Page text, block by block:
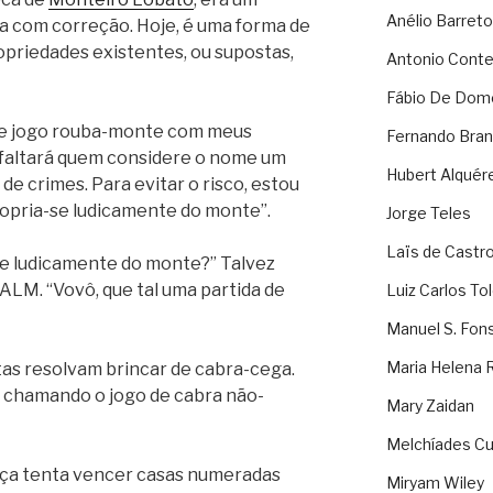
com correção. Hoje, é uma forma de
existentes, ou supostas,
jogo rouba-monte com meus
quem considere o nome um
crimes. Para evitar o risco, estou
se ludicamente do monte”.
ludicamente do monte?” Talvez
“Vovô, que tal uma partida de
resolvam brincar de cabra-cega.
o jogo de cabra não-
tenta vencer casas numeradas
Anélio Barreto
Antonio
Fábio De
Fernando
Hubert
Jorge Teles
Laïs de
Luiz Carlos
Manuel S.
Maria Helena
Mary Zaidan
Melchíades
Miryam Wiley